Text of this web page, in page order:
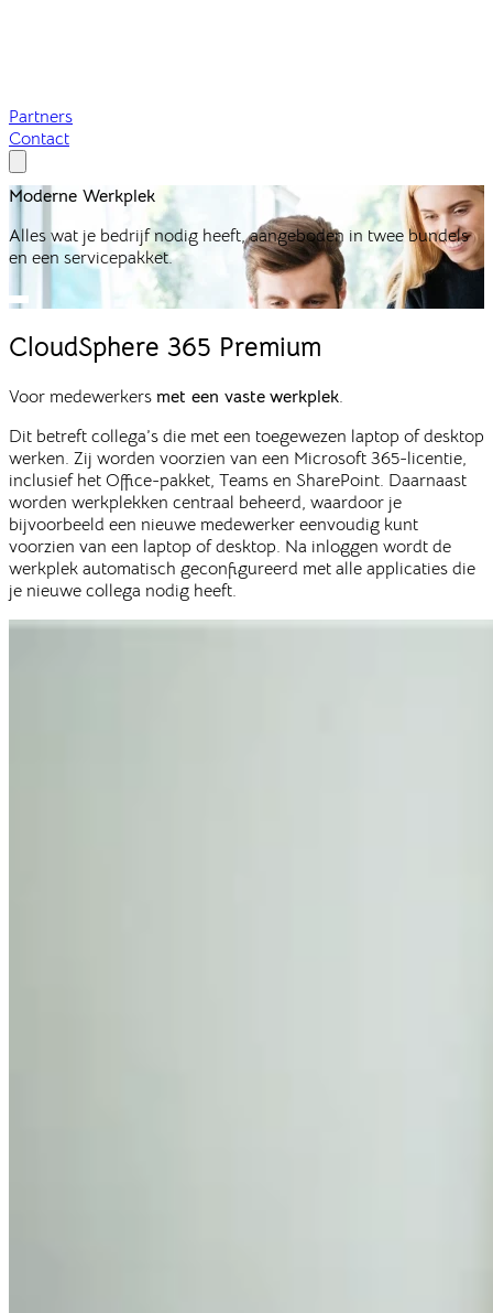
Partners
Contact
Moderne Werkplek
Alles wat je bedrijf nodig heeft, aangeboden in twee bundels
en een servicepakket.
CloudSphere 365 Premium
Voor medewerkers met een vaste werkplek.
Dit betreft collega’s die met een toegewezen laptop of desktop
werken. Zij worden voorzien van een Microsoft 365-licentie,
inclusief het Office-pakket, Teams en SharePoint. Daarnaast
worden werkplekken centraal beheerd, waardoor je
bijvoorbeeld een nieuwe medewerker eenvoudig kunt
voorzien van een laptop of desktop. Na inloggen wordt de
werkplek automatisch geconfigureerd met alle applicaties die
je nieuwe collega nodig heeft.